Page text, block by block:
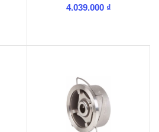
4.039.000 ₫